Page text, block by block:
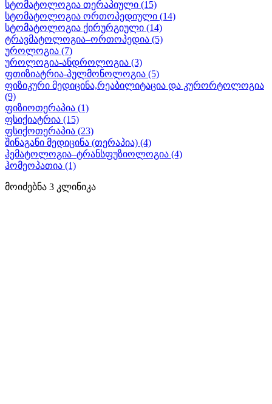
სტომატოლოგია თერაპიული (15)
სტომატოლოგია ორთოპედიული (14)
სტომატოლოგია ქირურგიული (14)
ტრავმატოლოგია–ორთოპედია (5)
უროლოგია (7)
უროლოგია-ანდროლოგია (3)
ფთიზიატრია-პულმონოლოგია (5)
ფიზიკური მედიცინა,რეაბილიტაცია და კურორტოლოგია
(9)
ფიზიოთერაპია (1)
ფსიქიატრია (15)
ფსიქოთერაპია (23)
შინაგანი მედიცინა (თერაპია) (4)
ჰემატოლოგია–ტრანსფუზიოლოგია (4)
ჰომეოპათია (1)
მოიძებნა 3 კლინიკა